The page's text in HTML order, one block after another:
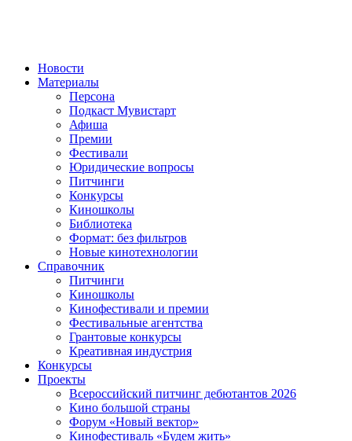
Новости
Материалы
Персона
Подкаст Мувистарт
Афиша
Премии
Фестивали
Юридические вопросы
Питчинги
Конкурсы
Киношколы
Библиотека
Формат: без фильтров
Новые кинотехнологии
Справочник
Питчинги
Киношколы
Кинофестивали и премии
Фестивальные агентства
Грантовые конкурсы
Креативная индустрия
Конкурсы
Проекты
Всероссийский питчинг дебютантов 2026
Кино большой страны
Форум «Новый вектор»
Кинофестиваль «Будем жить»